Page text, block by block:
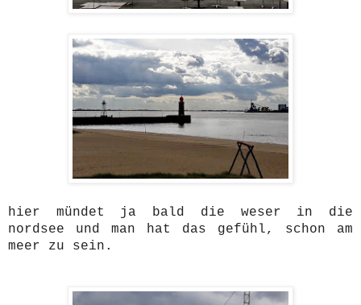
hier mündet ja bald die weser in die
nordsee und man hat das gefühl, schon am
meer zu sein.